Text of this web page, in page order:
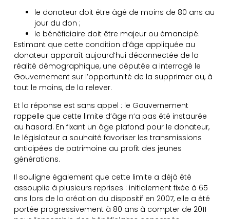
le donateur doit être âgé de moins de 80 ans au
jour du don ;
le bénéficiaire doit être majeur ou émancipé.
Estimant que cette condition d’âge appliquée au
donateur apparaît aujourd’hui déconnectée de la
réalité démographique, une députée a interrogé le
Gouvernement sur l’opportunité de la supprimer ou, à
tout le moins, de la relever.
Et la réponse est sans appel : le Gouvernement
rappelle que cette limite d’âge n’a pas été instaurée
au hasard. En fixant un âge plafond pour le donateur,
le législateur a souhaité favoriser les transmissions
anticipées de patrimoine au profit des jeunes
générations.
Il souligne également que cette limite a déjà été
assouplie à plusieurs reprises : initialement fixée à 65
ans lors de la création du dispositif en 2007, elle a été
portée progressivement à 80 ans à compter de 2011